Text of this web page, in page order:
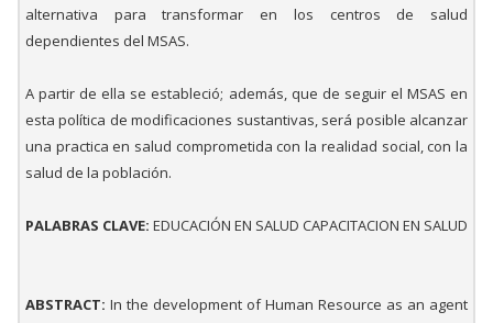
alternativa para transformar en los centros de salud
dependientes del MSAS.
A partir de ella se estableció; además, que de seguir el MSAS en
esta política de modificaciones sustantivas, será posible alcanzar
una practica en salud comprometida con la realidad social, con la
salud de la población.
PALABRAS CLAVE: EDUCACIÓN EN SALUD CAPACITACION EN SALUD
ABSTRACT: In the development of Human Resource as an agent